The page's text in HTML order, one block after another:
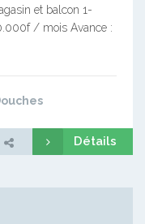
et balcon 1-
/ mois Avance :
Détails